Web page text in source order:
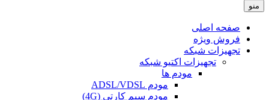
منو
صفحه اصلی
فروش ویژه
تجهیزات شبکه
تجهیزات اکتیو شبکه
مودم ها
مودم ADSL/VDSL
مودم سیم کارتی (4G)